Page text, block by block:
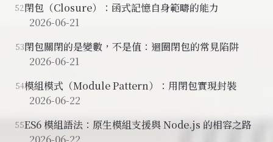
52閉包（Closure）：函式記憶自身範疇的能力
2026-06-21
53閉包關閉的是變數，不是值：迴圈閉包的常見陷阱
2026-06-21
54模組模式（Module Pattern）：用閉包實現封裝
2026-06-22
55ES6 模組語法：原生模組支援與 Node.js 的相容之路